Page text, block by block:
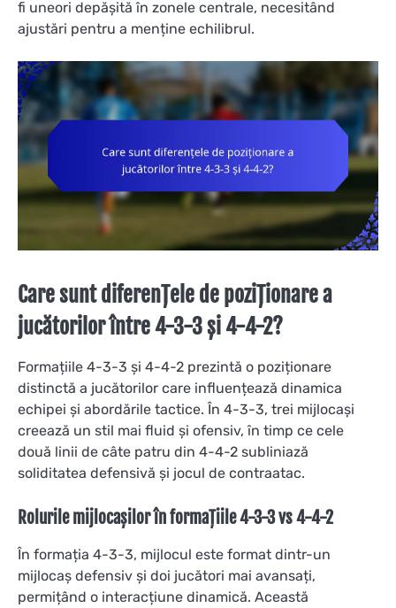
fi uneori depășită în zonele centrale, necesitând
ajustări pentru a menține echilibrul.
Care sunt diferențele de poziționare a
jucătorilor între 4-3-3 și 4-4-2?
Formațiile 4-3-3 și 4-4-2 prezintă o poziționare
distinctă a jucătorilor care influențează dinamica
echipei și abordările tactice. În 4-3-3, trei mijlocași
creează un stil mai fluid și ofensiv, în timp ce cele
două linii de câte patru din 4-4-2 subliniază
soliditatea defensivă și jocul de contraatac.
Rolurile mijlocașilor în formațiile 4-3-3 vs 4-4-2
În formația 4-3-3, mijlocul este format dintr-un
mijlocaș defensiv și doi jucători mai avansați,
permițând o interacțiune dinamică. Această